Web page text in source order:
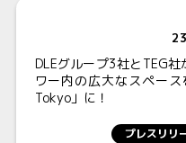
DLEグループ3社とTEG
ワー内の広大なスペース
Tokyo」に！
プレスリリ